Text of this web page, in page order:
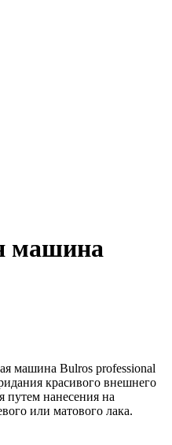
машина
машина Bulros professional
красивого внешнего
путем нанесения на
или матового лака.